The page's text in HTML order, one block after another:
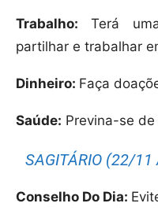
Trabalho: Terá
partilhar e trabalhar
Dinheiro: Faça
Saúde: Previna-se
SAGITÁRIO (22/
Conselho Do Dia: